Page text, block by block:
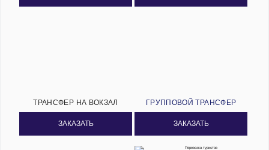
ТРАНСФЕР НА ВОКЗАЛ
ЗАКАЗАТЬ
ГРУППОВОЙ ТРАНСФЕР
ЗАКАЗАТЬ